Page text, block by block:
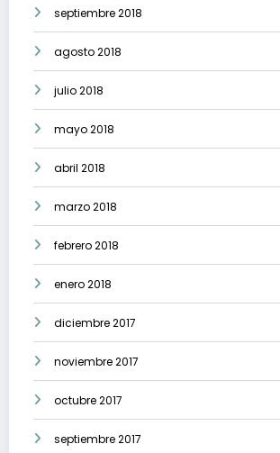
septiembre 2018
agosto 2018
julio 2018
mayo 2018
abril 2018
marzo 2018
febrero 2018
enero 2018
diciembre 2017
noviembre 2017
octubre 2017
septiembre 2017